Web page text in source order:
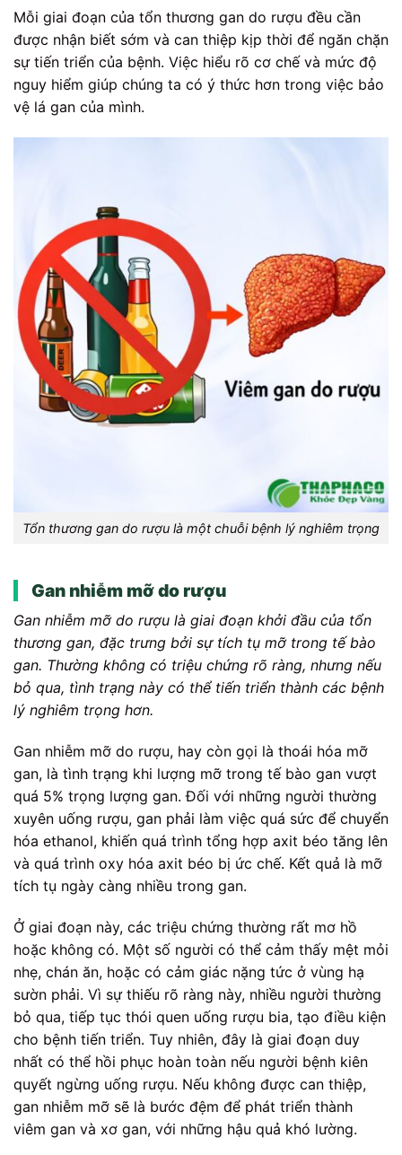
Mỗi giai đoạn của tổn thương gan do rượu đều cần
được nhận biết sớm và can thiệp kịp thời để ngăn chặn
sự tiến triển của bệnh. Việc hiểu rõ cơ chế và mức độ
nguy hiểm giúp chúng ta có ý thức hơn trong việc bảo
vệ lá gan của mình.
Tổn thương gan do rượu là một chuỗi bệnh lý nghiêm trọng
Gan nhiễm mỡ do rượu
Gan nhiễm mỡ do rượu là giai đoạn khởi đầu của tổn
thương gan, đặc trưng bởi sự tích tụ mỡ trong tế bào
gan. Thường không có triệu chứng rõ ràng, nhưng nếu
bỏ qua, tình trạng này có thể tiến triển thành các bệnh
lý nghiêm trọng hơn.
Gan nhiễm mỡ do rượu, hay còn gọi là thoái hóa mỡ
gan, là tình trạng khi lượng mỡ trong tế bào gan vượt
quá 5% trọng lượng gan. Đối với những người thường
xuyên uống rượu, gan phải làm việc quá sức để chuyển
hóa ethanol, khiến quá trình tổng hợp axit béo tăng lên
và quá trình oxy hóa axit béo bị ức chế. Kết quả là mỡ
tích tụ ngày càng nhiều trong gan.
Ở giai đoạn này, các triệu chứng thường rất mơ hồ
hoặc không có. Một số người có thể cảm thấy mệt mỏi
nhẹ, chán ăn, hoặc có cảm giác nặng tức ở vùng hạ
sườn phải. Vì sự thiếu rõ ràng này, nhiều người thường
bỏ qua, tiếp tục thói quen uống rượu bia, tạo điều kiện
cho bệnh tiến triển. Tuy nhiên, đây là giai đoạn duy
nhất có thể hồi phục hoàn toàn nếu người bệnh kiên
quyết ngừng uống rượu. Nếu không được can thiệp,
gan nhiễm mỡ sẽ là bước đệm để phát triển thành
viêm gan và xơ gan, với những hậu quả khó lường.